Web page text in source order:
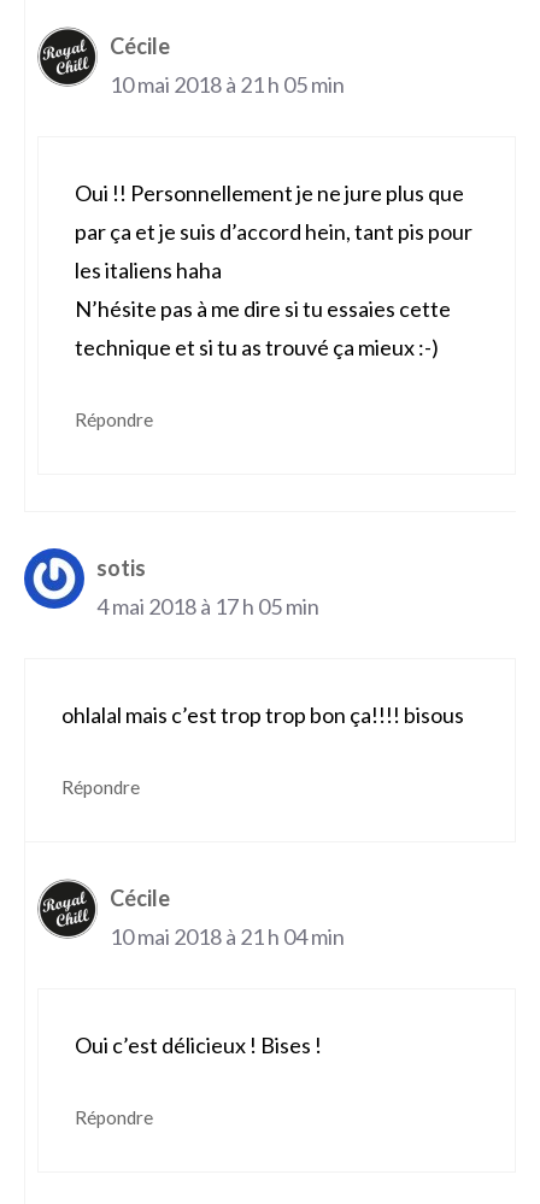
Cécile
10 mai 2018 à 21 h 05 min
Oui !! Personnellement je ne jure plus que
par ça et je suis d’accord hein, tant pis pour
les italiens haha
N’hésite pas à me dire si tu essaies cette
technique et si tu as trouvé ça mieux :-)
Répondre
sotis
4 mai 2018 à 17 h 05 min
ohlalal mais c’est trop trop bon ça!!!! bisous
Répondre
Cécile
10 mai 2018 à 21 h 04 min
Oui c’est délicieux ! Bises !
Répondre